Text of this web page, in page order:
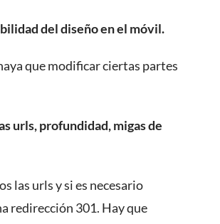
del diseño en el móvil.
que modificar ciertas partes
urls, profundidad, migas de
las urls y si es necesario
redirección 301. Hay que